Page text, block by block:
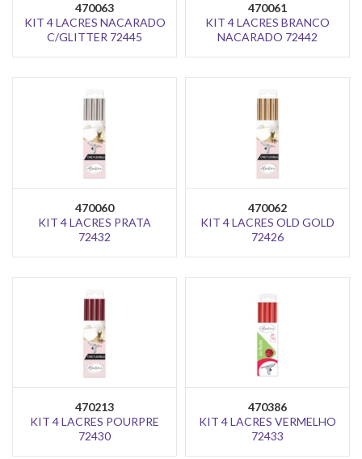
470063
KIT 4 LACRES NACARADO
C/GLITTER 72445
470061
KIT 4 LACRES BRANCO
NACARADO 72442
470060
KIT 4 LACRES PRATA
72432
470062
KIT 4 LACRES OLD GOLD
72426
470213
KIT 4 LACRES POURPRE
72430
470386
KIT 4 LACRES VERMELHO
72433